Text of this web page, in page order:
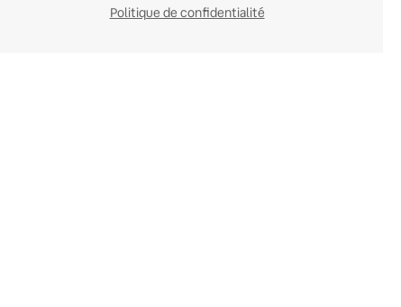
Politique de confidentialité